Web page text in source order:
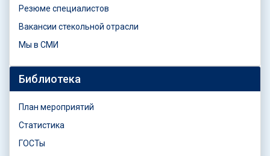
Резюме специалистов
Вакансии стекольной отрасли
Мы в СМИ
Библиотека
План мероприятий
Статистика
ГОСТы